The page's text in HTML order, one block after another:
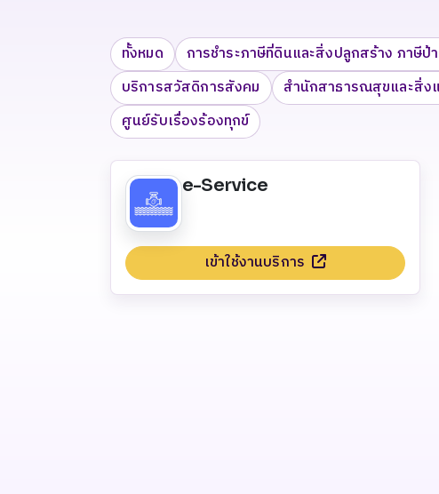
ทั้งหมด การชำระภาษีที่ดินและสิ่งปลูกสร้าง ภาษีป้
บริการสวัสดิการสังคม
สำนักสาธารณสุขและสิ่ง
ศูนย์รับเรื่องร้องทุกข์
e-Service
เข้าใช้งานบริการ